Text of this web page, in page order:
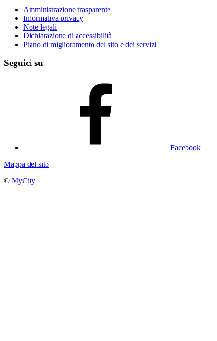
Amministrazione trasparente
Informativa privacy
Note legali
Dichiarazione di accessibilità
Piano di miglioramento del sito e dei servizi
Seguici su
Facebook
Mappa del sito
© MyCity